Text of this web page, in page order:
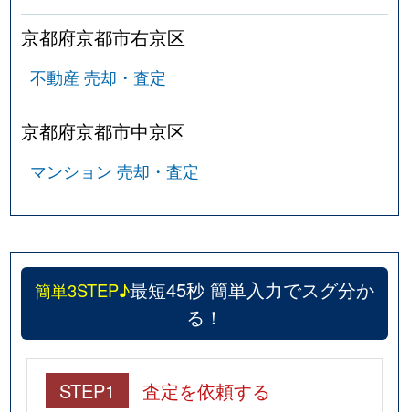
日彰学区
日彰学区
日彰学区
日彰学区
8,900万円
初音学区
15,000万円
烏丸御池
初音学区
2,000万円
烏丸御池
初音学区
1,000万円
烏丸御池
初音学区
12,000万円
京都府京都市右京区
不動産 売却・査定
京都府京都市中京区
マンション 売却・査定
簡単3STEP♪最短45秒 簡単入力でスグ分か
る！
STEP1 査定を依頼する